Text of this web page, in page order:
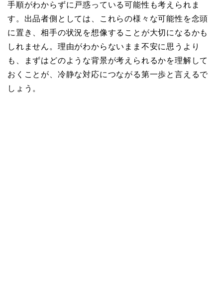
手順がわからずに戸惑っている可能性も考えられま
す。出品者側としては、これらの様々な可能性を念頭
に置き、相手の状況を想像することが大切になるかも
しれません。理由がわからないまま不安に思うより
も、まずはどのような背景が考えられるかを理解して
おくことが、冷静な対応につながる第一歩と言えるで
しょう。